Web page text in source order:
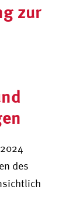
zur
des